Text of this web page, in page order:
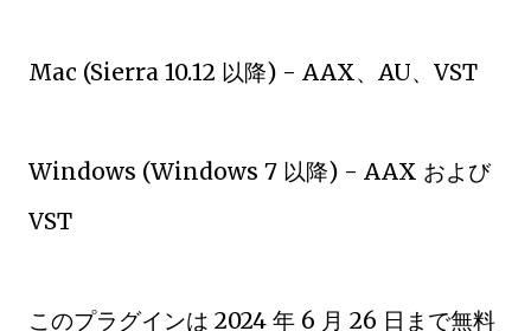
Mac (Sierra 10.12 以降) - AAX、AU、VST
Windows (Windows 7 以降) - AAX および
VST
このプラグインは 2024 年 6 月 26 日まで無料